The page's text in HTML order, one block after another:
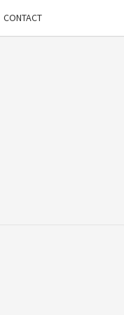
CONTACT